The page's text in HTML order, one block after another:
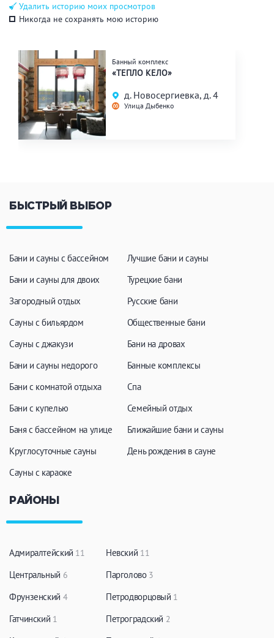
Удалить историю моих просмотров
Никогда не сохранять мою историю
Банный комплекс
«ТЕПЛО КЕЛО»
д. Новосергиевка, д. 4
Улица Дыбенко
БЫСТРЫЙ ВЫБОР
Бани и сауны с бассейном
Бани и сауны для двоих
Загородный отдых
Сауны с бильярдом
Сауны с джакузи
Бани и сауны недорого
Бани с комнатой отдыха
Бани с купелью
Баня с бассейном на улице
Круглосуточные сауны
Сауны с караоке
Лучшие бани и сауны
Турецкие бани
Русские бани
Общественные бани
Бани на дровах
Банные комплексы
Спа
Семейный отдых
Ближайшие бани и сауны
День рождения в сауне
РАЙОНЫ
Адмиралтейский 11
Центральный 6
Фрунзенский 4
Гатчинский 1
Невский 11
Парголово 3
Петродворцовый 1
Петроградский 2